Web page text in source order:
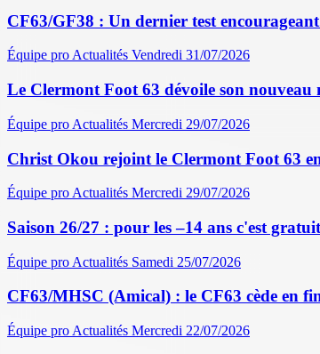
CF63/GF38 : Un dernier test
Équipe proActualités Vendredi 31/07/2026
Le Clermont Foot 63 dévoile son nouveau
Équipe pro Actualités Mercredi 29/07/2026
Christ Okou rejoint le Clermont Foot 63
Équipe pro Actualités Mercredi 29/07/2026
Saison 26/27 : pour les –14 ans c'est
Équipe pro Actualités Samedi 25/07/2026
CF63/MHSC (Amical) : le CF63 cède en
Équipe pro Actualités Mercredi 22/07/2026